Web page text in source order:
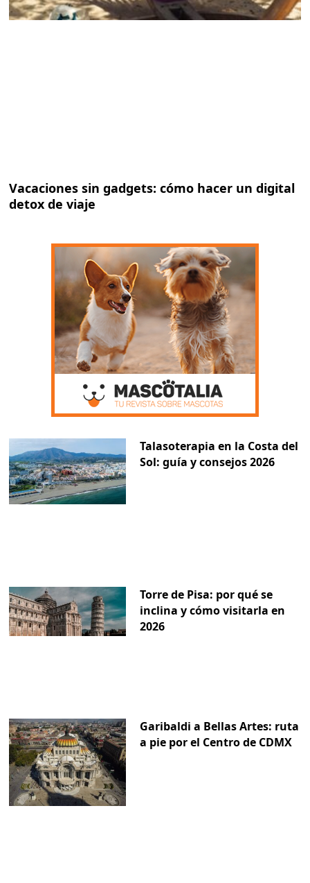
Vacaciones sin gadgets: cómo hacer un digital
detox de viaje
Talasoterapia en la Costa del
Sol: guía y consejos 2026
Torre de Pisa: por qué se
inclina y cómo visitarla en
2026
Garibaldi a Bellas Artes: ruta
a pie por el Centro de CDMX